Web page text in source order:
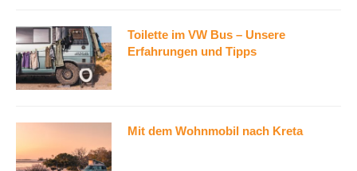
Toilette im VW Bus – Unsere
Erfahrungen und Tipps
Mit dem Wohnmobil nach Kreta